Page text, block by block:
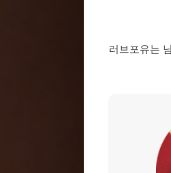
러브포유는